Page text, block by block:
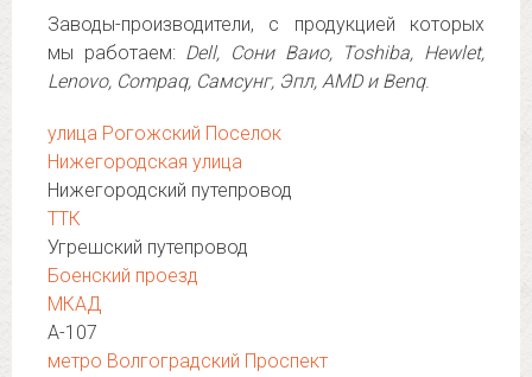
Заводы-производители, с продукцией которых
мы работаем: Dell, Сони Ваио, Toshiba, Hewlet,
Lenovo, Compaq, Самсунг, Эпл, AMD и Benq.
улица Рогожский Поселок
Нижегородская улица
Нижегородский путепровод
ТТК
Угрешский путепровод
Боенский проезд
МКАД
А-107
метро Волгоградский Проспект